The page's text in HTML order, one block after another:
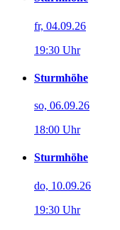
fr, 04.09.26
19:30 Uhr
Sturmhöhe
so, 06.09.26
18:00 Uhr
Sturmhöhe
do, 10.09.26
19:30 Uhr